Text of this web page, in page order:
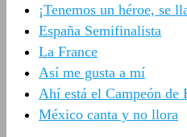
¡Tenemos un héroe, se
España Semifinalista
La France
Así me gusta a mí
Ahí está el Campeón de
México canta y no llora